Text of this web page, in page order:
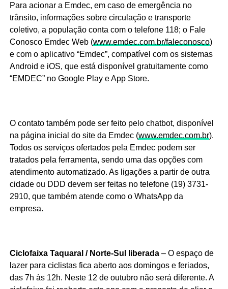
Para acionar a Emdec, em caso de emergência no
trânsito, informações sobre circulação e transporte
coletivo, a população conta com o telefone 118; o Fale
Conosco Emdec Web (www.emdec.com.br/faleconosco)
e com o aplicativo “Emdec”, compatível com os sistemas
Android e iOS, que está disponível gratuitamente como
“EMDEC” no Google Play e App Store.
O contato também pode ser feito pelo chatbot, disponível
na página inicial do site da Emdec (www.emdec.com.br).
Todos os serviços ofertados pela Emdec podem ser
tratados pela ferramenta, sendo uma das opções com
atendimento automatizado. As ligações a partir de outra
cidade ou DDD devem ser feitas no telefone (19) 3731-
2910, que também atende como o WhatsApp da
empresa.
Ciclofaixa Taquaral / Norte-Sul liberada– O espaço de
lazer para ciclistas fica aberto aos domingos e feriados,
das 7h às 12h. Neste 12 de outubro não será diferente. A